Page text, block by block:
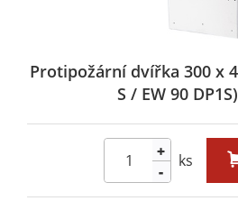
Protipožární dvířka 300 x
S / EW 90
-
+ ks